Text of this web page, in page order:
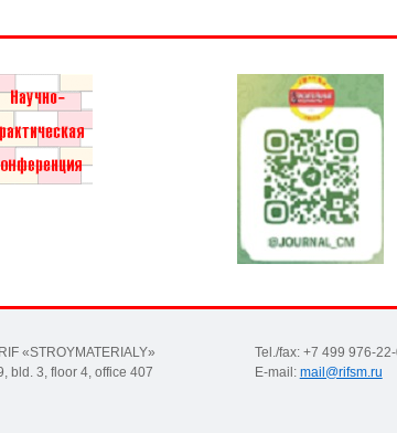
«STROYMATERIALY»
bld. 3, floor 4, office 407
Tel./fax: +7 499 976-
E-mail: mail@rifsm.ru